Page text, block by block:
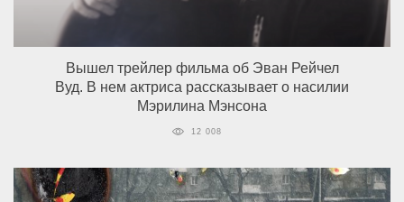
Вышел трейлер фильма об Эван Рейчел
Вуд. В нем актриса рассказывает о насилии
Мэрилина Мэнсона
12 008